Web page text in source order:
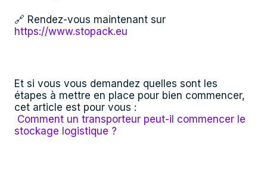
🔗 Rendez-vous maintenant sur
https://www.stopack.eu
Et si vous vous demandez quelles sont les
étapes à mettre en place pour bien commencer,
cet article est pour vous :
Comment un transporteur peut-il commencer le
stockage logistique ?